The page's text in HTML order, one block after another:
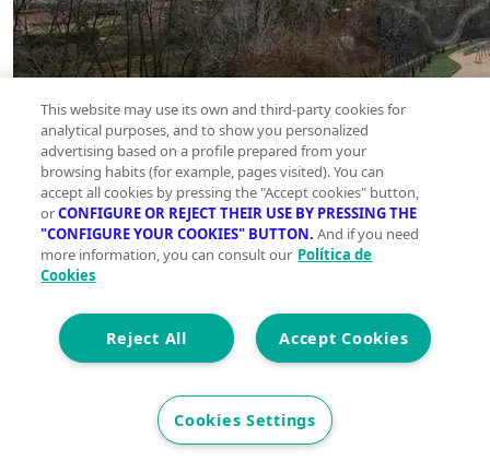
This website may use its own and third-party cookies for
analytical purposes, and to show you personalized
advertising based on a profile prepared from your
browsing habits (for example, pages visited). You can
accept all cookies by pressing the "Accept cookies" button,
orCONFIGURE OR REJECT THEIR USE BY PRESSING THE
"CONFIGURE YOUR COOKIES" BUTTON. And if you need
more information, you can consult our Política de
Cookies
Accept Cookies
Reject All
Cookies Settings